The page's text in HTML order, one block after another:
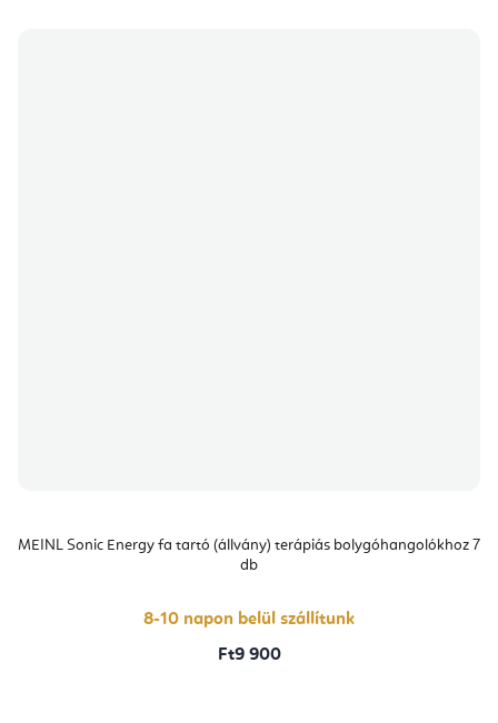
MEINL Sonic Energy fa tartó (állvány) terápiás bolygóhangolókhoz 7
db
8-10 napon belül szállítunk
Ft9 900